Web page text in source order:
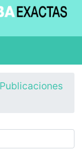
Publicaciones